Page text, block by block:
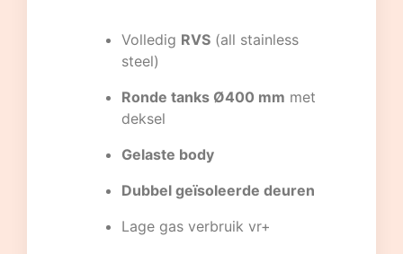
Volledig RVS (all stainless
steel)
Ronde tanks Ø400 mm met
deksel
Gelaste body
Dubbel geïsoleerde deuren
Lage gas verbruik vr+